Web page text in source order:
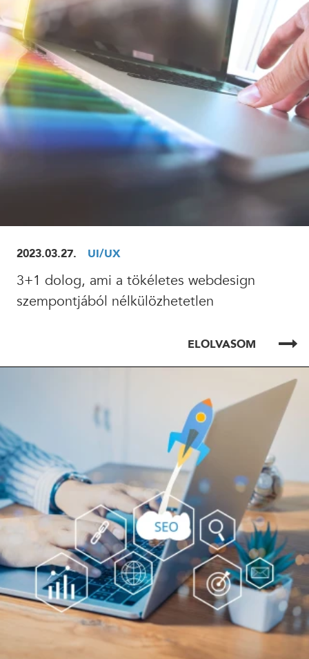
2023.03.27. UI/UX
3+1 dolog, ami a tökéletes webdesign
szempontjából nélkülözhetetlen
ELOLVASOM
ELOLVASOM